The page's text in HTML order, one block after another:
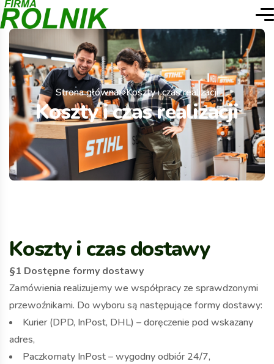
Strona główna Koszty i czas realizacji
Koszty i czas realizacji
Koszty i czas dostawy
§1 Dostępne formy dostawy
Zamówienia realizujemy we współpracy ze sprawdzonymi
przewoźnikami. Do wyboru są następujące formy dostawy:
Kurier (DPD, InPost, DHL) – doręczenie pod wskazany
adres,
Paczkomaty InPost – wygodny odbiór 24/7,